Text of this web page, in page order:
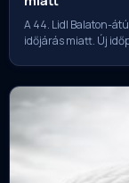
A 44. Lidl Balaton-
időjárás miatt. Új